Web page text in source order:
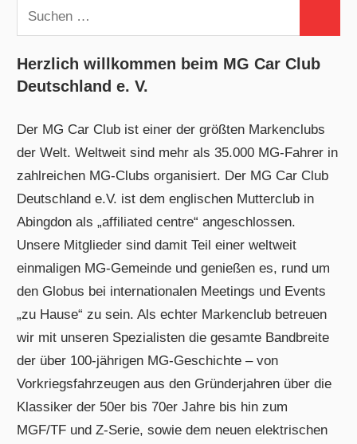
Suchen
nach:
Herzlich willkommen beim MG Car Club
Deutschland e. V.
Der MG Car Club ist einer der größten Markenclubs
der Welt. Weltweit sind mehr als 35.000 MG-Fahrer in
zahlreichen MG-Clubs organisiert. Der MG Car Club
Deutschland e.V. ist dem englischen Mutterclub in
Abingdon als „affiliated centre“ angeschlossen.
Unsere Mitglieder sind damit Teil einer weltweit
einmaligen MG-Gemeinde und genießen es, rund um
den Globus bei internationalen Meetings und Events
„zu Hause“ zu sein. Als echter Markenclub betreuen
wir mit unseren Spezialisten die gesamte Bandbreite
der über 100-jährigen MG-Geschichte – von
Vorkriegsfahrzeugen aus den Gründerjahren über die
Klassiker der 50er bis 70er Jahre bis hin zum
MGF/TF und Z-Serie, sowie dem neuen elektrischen